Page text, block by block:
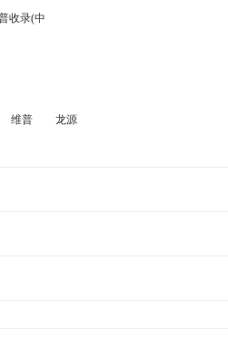
收录(中
维普
龙源